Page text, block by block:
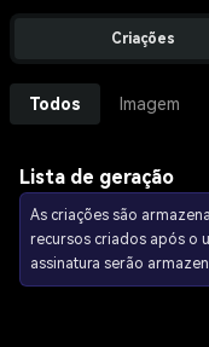
Criações
Todos Imagem
Lista de geração
As criações são
recursos criados após o
assinatura serão